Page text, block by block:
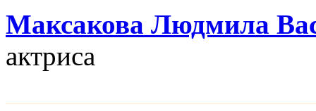
Максакова Людмила
актриса